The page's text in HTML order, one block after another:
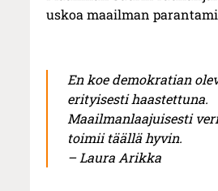
uskoa maailman
En koe demokratian
erityisesti haastettuna.
Maailmanlaajuisesti
toimii täällä hyvin.
– Laura Arikka